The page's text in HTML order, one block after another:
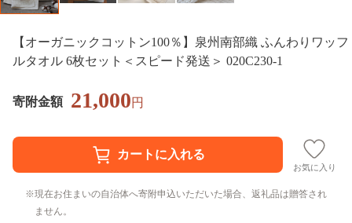
【オーガニックコットン100％】泉州南部織 ふんわりワッフ
ルタオル 6枚セット＜スピード発送＞ 020C230-1
寄附金額 21,000円
お気に入り
現在お住まいの自治体へ寄附申込いただいた場合、返礼品は贈答され
ません。